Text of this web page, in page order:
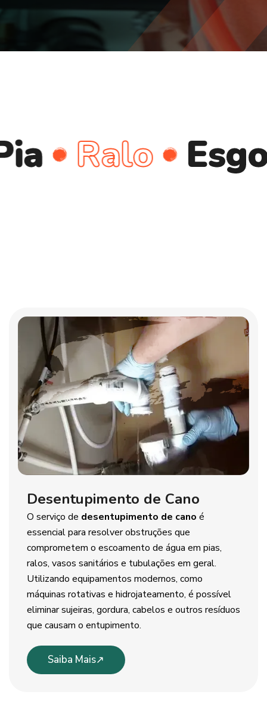
Esgoto
Desentupimento de Cano
O serviço de desentupimento de cano é
essencial para resolver obstruções que
comprometem o escoamento de água em pias,
ralos, vasos sanitários e tubulações em geral.
Utilizando equipamentos modernos, como
máquinas rotativas e hidrojateamento, é possível
eliminar sujeiras, gordura, cabelos e outros resíduos
que causam o entupimento.
Saiba Mais